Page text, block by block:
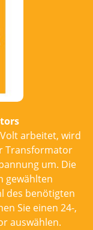
arbeitet, wird
Transformator
um. Die
gewählten
des benötigten
Sie einen 24-,
auswählen.